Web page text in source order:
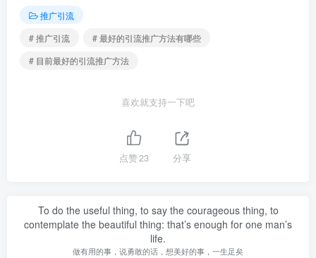
推广引流
# 推广引流
# 最好的引流推广方法有哪些
# 目前最好的引流推广方法
喜欢就支持一下吧
点赞23 分享
To do the useful thing, to say the courageous thing, to
contemplate the beautiful thing: that’s enough for one man’s
life.
做有用的事，说勇敢的话，想美好的事，一生足矣